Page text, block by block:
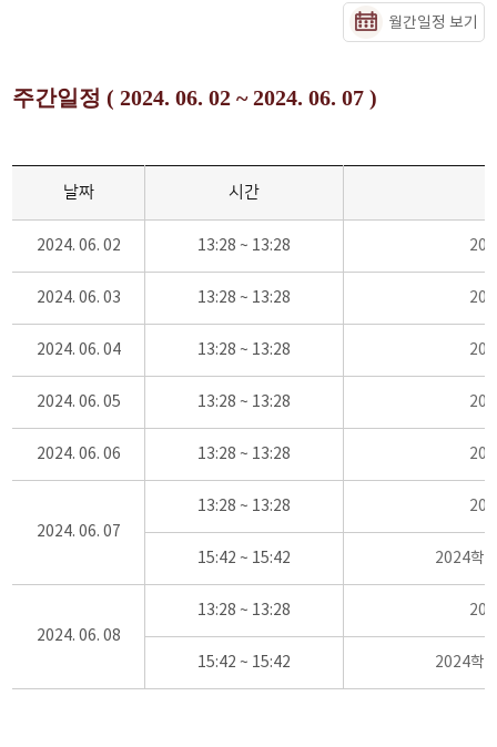
월간일정 보기
주간일정 ( 2024. 06. 02 ~ 2024. 06. 07 )
날짜 시간
2024. 06. 02 13:28 ~ 13:28
2024. 06. 03 13:28 ~ 13:28
2024. 06. 04 13:28 ~ 13:28
2024. 06. 05 13:28 ~ 13:28
2024. 06. 06 13:28 ~ 13:28
2024. 06. 07
13:28 ~ 13:28
15:42 ~ 15:42 2024학
2024. 06. 08
13:28 ~ 13:28
15:42 ~ 15:42 2024학